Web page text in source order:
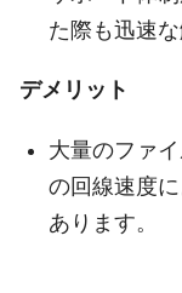
た際も迅速
デメリット
大量のファ
の回線速度
あります。